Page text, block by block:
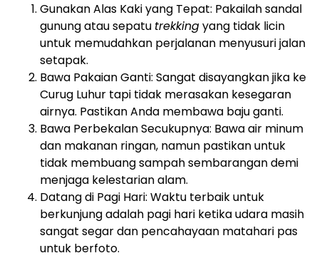
Gunakan Alas Kaki yang Tepat: Pakailah sandal
gunung atau sepatu trekkingyang tidak licin
untuk memudahkan perjalanan menyusuri jalan
setapak.
Bawa Pakaian Ganti: Sangat disayangkan jika ke
Curug Luhur tapi tidak merasakan kesegaran
airnya. Pastikan Anda membawa baju ganti.
Bawa Perbekalan Secukupnya: Bawa air minum
dan makanan ringan, namun pastikan untuk
tidak membuang sampah sembarangan demi
menjaga kelestarian alam.
Datang di Pagi Hari: Waktu terbaik untuk
berkunjung adalah pagi hari ketika udara masih
sangat segar dan pencahayaan matahari pas
untuk berfoto.